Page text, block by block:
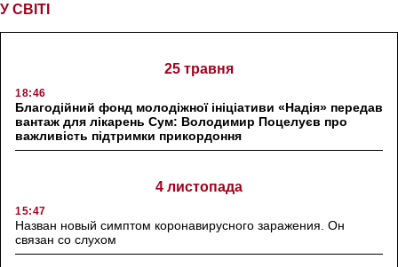
У СВІТІ
25 травня
18:46
Благодійний фонд молодіжної ініціативи «Надія» передав
вантаж для лікарень Сум: Володимир Поцелуєв про
важливість підтримки прикордоння
4 листопада
15:47
Назван новый симптом коронавирусного заражения. Он
связан со слухом